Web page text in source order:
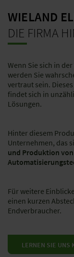
WIELAND
DIE FIRMA
Wenn Sie sich in der
werden Sie
vertraut sein.
findet sich in
Lösungen.
Hinter diesem
Unternehmen, das
und Produktion
Für weitere
einen kurzen
Endverbraucher.
LERNEN SIE UNS